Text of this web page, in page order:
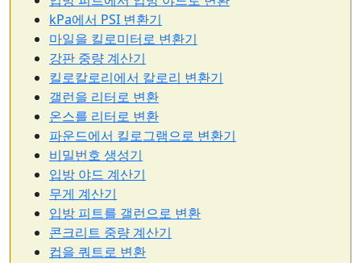
kPa에서 PSI 변환기
마일을 킬로미터로 변환기
강판 중량 계산기
킬로칼로리에서 칼로리 변환기
갤런을 리터로 변환
온스를 리터로 변환
파운드에서 킬로그램으로 변환기
비밀번호 생성기
입방 야드 계산기
무게 계산기
입방 피트를 갤런으로 변환
콘크리트 중량 계산기
컵을 쿼트로 변환